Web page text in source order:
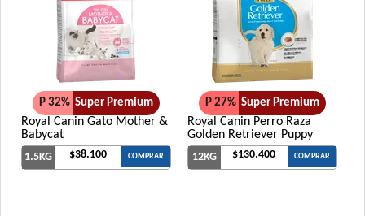
P 32% Super Premium
Royal Canin Gato Mother &
Babycat
1.5KG $38.100 COMPRAR
P 27% Super Premium
Royal Canin Perro Raza
Golden Retriever Puppy
12KG $130.400 COMPRAR